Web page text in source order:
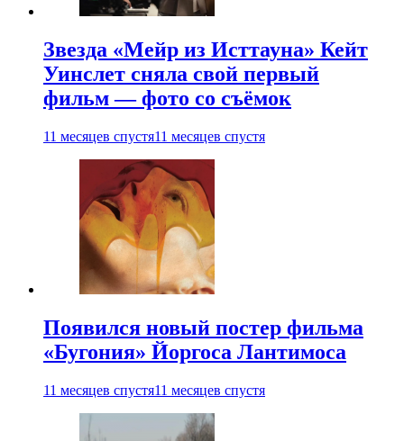
Звезда «Мейр из Исттауна» Кейт
Уинслет сняла свой первый
фильм — фото со съёмок
11 месяцев спустя11 месяцев спустя
Появился новый постер фильма
«Бугония» Йоргоса Лантимоса
11 месяцев спустя11 месяцев спустя